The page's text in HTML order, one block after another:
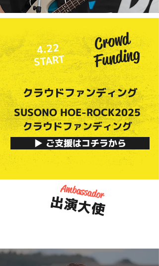
4.22
START
Crowd
Funding
クラウドファンディング
SUSONO HOE-ROCK2025
クラウドファンディング
▶ ご支援はコチラから
出演大使
Ambassador